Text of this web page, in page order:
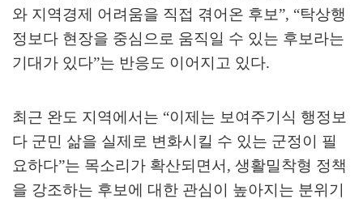
와 지역경제 어려움을 직접 겪어온 후보”, “탁상행
정보다 현장을 중심으로 움직일 수 있는 후보라는
기대가 있다”는 반응도 이어지고 있다.
최근 완도 지역에서는 “이제는 보여주기식 행정보
다 군민 삶을 실제로 변화시킬 수 있는 군정이 필
요하다”는 목소리가 확산되면서 , 생활밀착형 정책
을 강조하는 후보에 대한 관심이 높아지는 분위기